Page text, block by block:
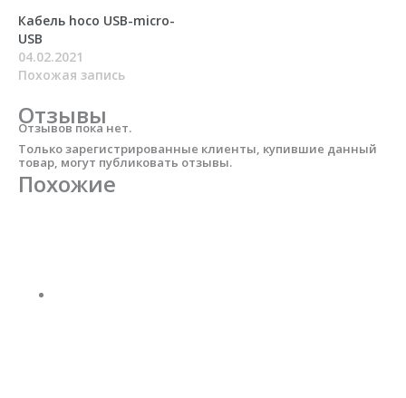
Кабель hoco USB-micro-
USB
04.02.2021
Похожая запись
Отзывы
Отзывов пока нет.
Только зарегистрированные клиенты, купившие данный
товар, могут публиковать отзывы.
Похожие